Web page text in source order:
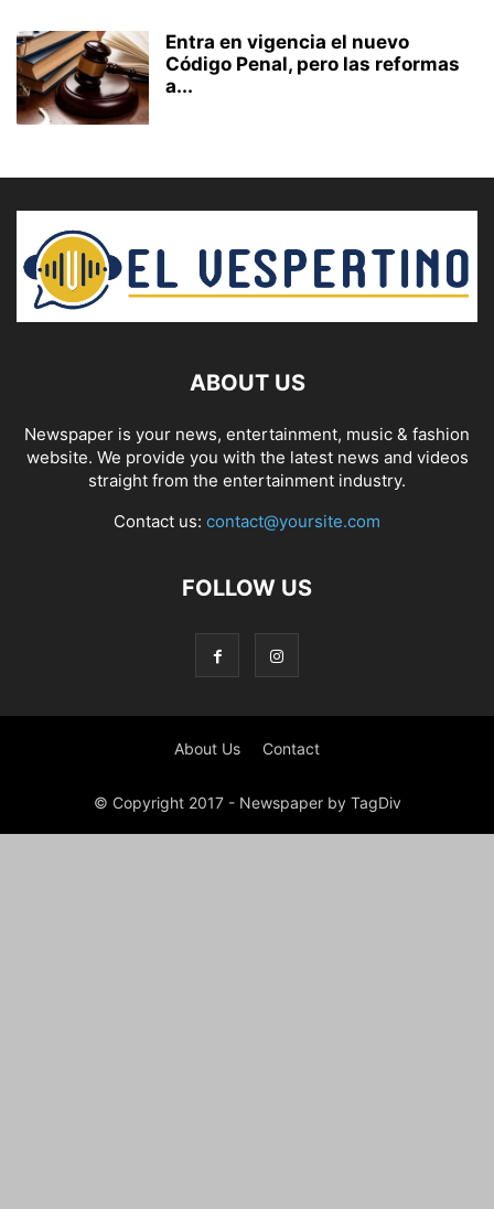
Entra en vigencia el nuevo
Código Penal, pero las reformas
a...
ABOUT US
Newspaper is your news, entertainment, music & fashion
website. We provide you with the latest news and videos
straight from the entertainment industry.
Contact us: contact@yoursite.com
FOLLOW US
About Us Contact
© Copyright 2017 - Newspaper by TagDiv